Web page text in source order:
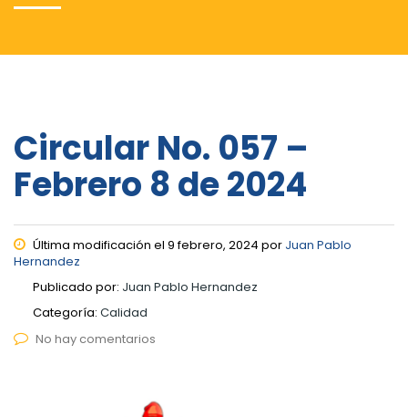
Circular No. 057 –
Febrero 8 de 2024
Última modificación el 9 febrero, 2024 por Juan Pablo
Hernandez
Publicado por: Juan Pablo Hernandez
Categoría: Calidad
No hay comentarios